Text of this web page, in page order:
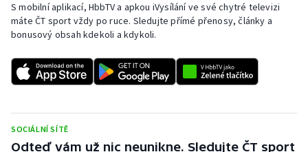
Short track
Sportovní střelba
Stolní tenis
Veslování
S mobilní aplikací, HbbTV a apkou iVysílání ve své chytré televizi
máte ČT sport vždy po ruce. Sledujte přímé přenosy, články a
bonusový obsah kdekoli a kdykoli.
SOCIÁLNÍ SÍTĚ
Odteď vám už nic neunikne. Sledujte ČT sport